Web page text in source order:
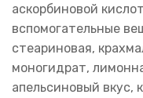
аскорбиновой
вспомогательные
стеариновая,
моногидрат,
апельсиновый вкус,